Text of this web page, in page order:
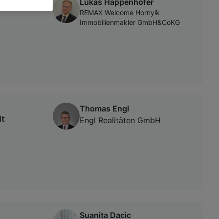
REMAX Welcome Hornyik
Immobilienmakler GmbH&CoKG
Thomas Engl
Engl Realitäten GmbH
Suanita Dacic
oder Zugriff